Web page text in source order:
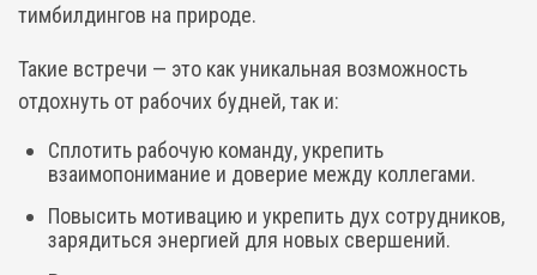
тимбилдингов на природе.
Такие встречи — это как уникальная возможность
отдохнуть от рабочих будней, так и:
Сплотить рабочую команду, укрепить
взаимопонимание и доверие между коллегами.
Повысить мотивацию и укрепить дух сотрудников,
зарядиться энергией для новых свершений.